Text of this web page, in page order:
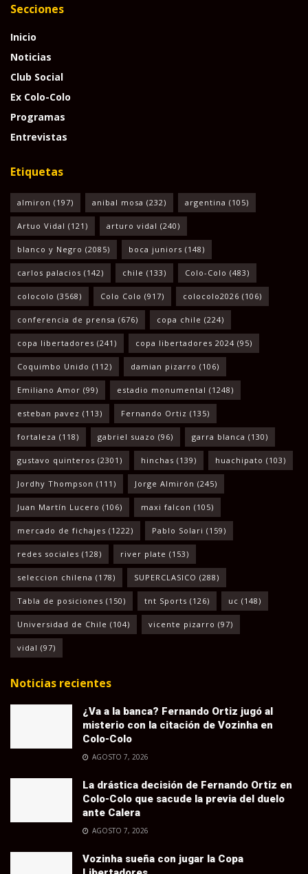
Secciones
Inicio
Noticias
Club Social
Ex Colo-Colo
Programas
Entrevistas
Etiquetas
almiron (197) anibal mosa (232) argentina (105)
Artuo Vidal (121) arturo vidal (240)
blanco y Negro (2085) boca juniors (148)
carlos palacios (142) chile (133) Colo-Colo (483)
colocolo (3568) Colo Colo (917) colocolo2026 (106)
conferencia de prensa (676) copa chile (224)
copa libertadores (241) copa libertadores 2024 (95)
Coquimbo Unido (112) damian pizarro (106)
Emiliano Amor (99) estadio monumental (1248)
esteban pavez (113) Fernando Ortiz (135)
fortaleza (118) gabriel suazo (96) garra blanca (130)
gustavo quinteros (2301) hinchas (139) huachipato (103)
Jordhy Thompson (111) Jorge Almirón (245)
Juan Martín Lucero (106) maxi falcon (105)
mercado de fichajes (1222) Pablo Solari (159)
redes sociales (128) river plate (153)
seleccion chilena (178) SUPERCLASICO (288)
Tabla de posiciones (150) tnt Sports (126) uc (148)
Universidad de Chile (104) vicente pizarro (97)
vidal (97)
Noticias recientes
¿Va a la banca? Fernando Ortiz jugó al
misterio con la citación de Vozinha en
Colo-Colo
AGOSTO 7, 2026
La drástica decisión de Fernando Ortiz en
Colo-Colo que sacude la previa del duelo
ante Calera
AGOSTO 7, 2026
Vozinha sueña con jugar la Copa